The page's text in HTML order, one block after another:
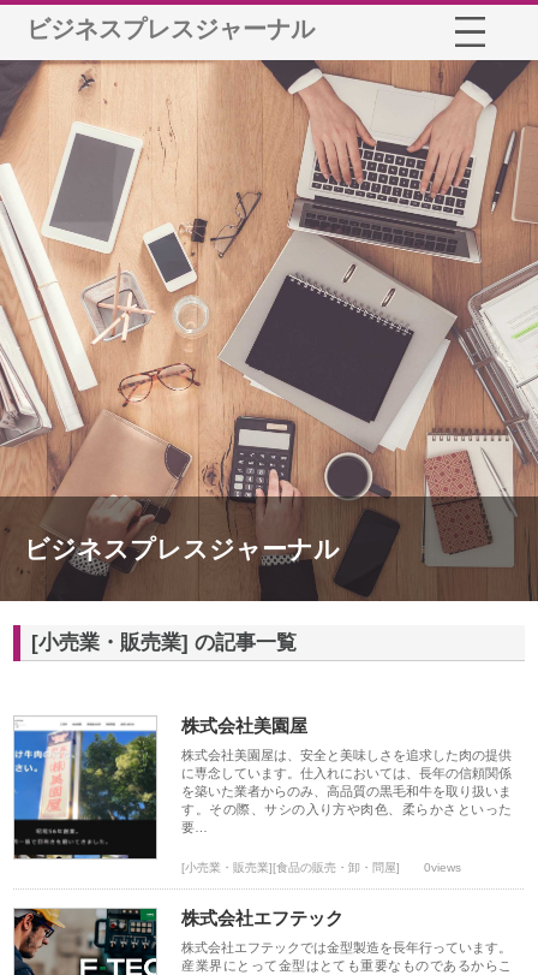
ビジネスプレスジャーナル
ビジネスプレスジャーナル
[小売業・販売業] の記事一覧
株式会社美園屋
株式会社美園屋は、安全と美味しさを追求した肉の提供
に専念しています。仕入れにおいては、長年の信頼関係
を築いた業者からのみ、高品質の黒毛和牛を取り扱いま
す。その際、サシの入り方や肉色、柔らかさといった
要…
[小売業・販売業][食品の販売・卸・問屋] 0views
株式会社エフテック
株式会社エフテックでは金型製造を長年行っています。
産業界にとって金型はとても重要なものであるからこ